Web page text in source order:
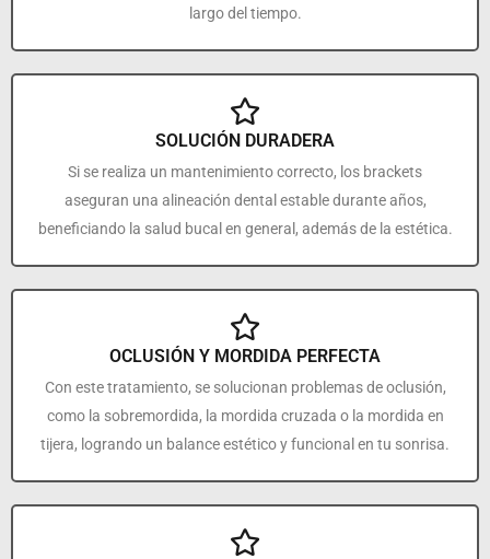
largo del tiempo.
SOLUCIÓN DURADERA
Si se realiza un mantenimiento correcto, los brackets
aseguran una alineación dental estable durante años,
beneficiando la salud bucal en general, además de la estética.
OCLUSIÓN Y MORDIDA PERFECTA
Con este tratamiento, se solucionan problemas de oclusión,
como la sobremordida, la mordida cruzada o la mordida en
tijera, logrando un balance estético y funcional en tu sonrisa.